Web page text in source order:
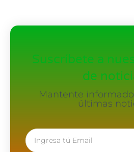
Suscríbete a
de
Mantente
últimas